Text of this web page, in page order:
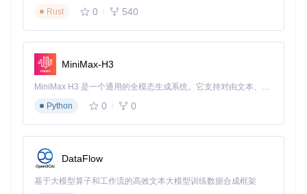
编译ClojureScript代码：
📌注意：首次编译可能需要下载依赖，耗时较长，请耐心等
待。
预期结果：编译完成后，将自动启动Assistant应用界面。
Rust
0 540
MiniMax-H3
MiniMax H3 是一个通用的全模态生成系统。它支持对由文本、图像、视频和音频组成的多模态上下文进行统一理解，并能生成分辨率高达 2K、时长可达 15 秒的带原生立体声音频的视频。得益于面向任务泛化的系统设计，H3 在预训练阶段就已具备广泛的多模态上下文理解与生成能力，能够出色地执行复杂的多模态指令。
Python
0 0
DataFlow
基于大模型算子和工作流的高效文本大模型训练数据合成框架